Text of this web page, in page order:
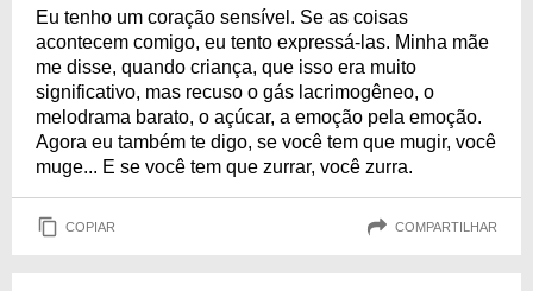
Eu tenho um coração sensível. Se as coisas
acontecem comigo, eu tento expressá-las. Minha mãe
me disse, quando criança, que isso era muito
significativo, mas recuso o gás lacrimogêneo, o
melodrama barato, o açúcar, a emoção pela emoção.
Agora eu também te digo, se você tem que mugir, você
muge... E se você tem que zurrar, você zurra.
COPIAR COMPARTILHAR